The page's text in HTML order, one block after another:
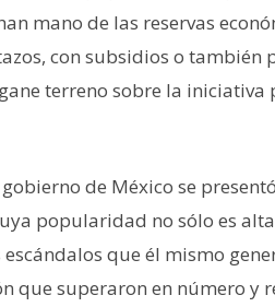
mano de las reservas
con subsidios o también
terreno sobre la
de México se
popularidad no sólo es
escándalos que él mismo
que superaron en número y